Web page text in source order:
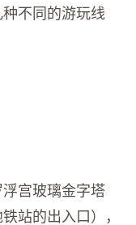
不同的游玩线
宫玻璃金字塔
站的出入口），